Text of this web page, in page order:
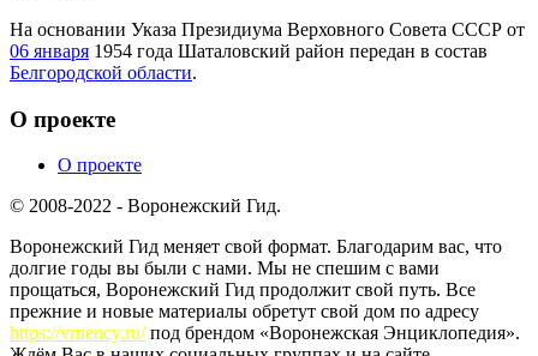
На основании Указа Президиума Верховного Совета СССР от
06 января 1954 года Шаталовский район передан в состав
Белгородской области.
О проекте
О проекте
© 2008-2022 - Воронежский Гид.
Воронежский Гид меняет свой формат. Благодарим вас, что
долгие годы вы были с нами. Мы не спешим с вами
прощаться, Воронежский Гид продолжит свой путь. Все
прежние и новые материалы обретут свой дом по адресу
https://vrnency.ru/под брендом «Воронежская Энциклопедия».